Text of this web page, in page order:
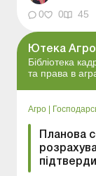
0 0 45
Ютека Агро
Бібліотека
та права в
Агро
Планова